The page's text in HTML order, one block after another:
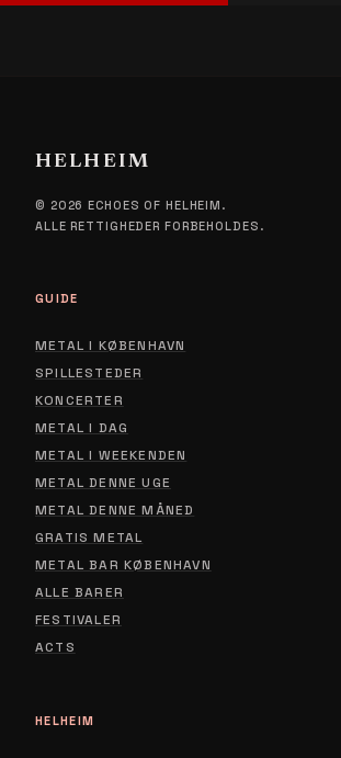
HELHEIM
© 2026 ECHOES OF HELHEIM.
ALLE RETTIGHEDER FORBEHOLDES.
GUIDE
METAL I KØBENHAVN
SPILLESTEDER
KONCERTER
METAL I DAG
METAL I WEEKENDEN
METAL DENNE UGE
METAL DENNE MÅNED
GRATIS METAL
METAL BAR KØBENHAVN
ALLE BARER
FESTIVALER
ACTS
HELHEIM